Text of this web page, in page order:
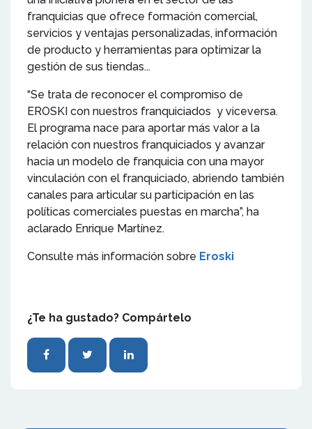
franquicias que ofrece formación comercial,
servicios y ventajas personalizadas, información
de producto y herramientas para optimizar la
gestión de sus tiendas...
“Se trata de reconocer el compromiso de
EROSKI con nuestros franquiciados y viceversa.
El programa nace para aportar más valor a la
relación con nuestros franquiciados y avanzar
hacia un modelo de franquicia con una mayor
vinculación con el franquiciado, abriendo también
canales para articular su participación en las
políticas comerciales puestas en marcha”, ha
aclarado Enrique Martínez.
Consulte más información sobre Eroski
¿Te ha gustado? Compártelo